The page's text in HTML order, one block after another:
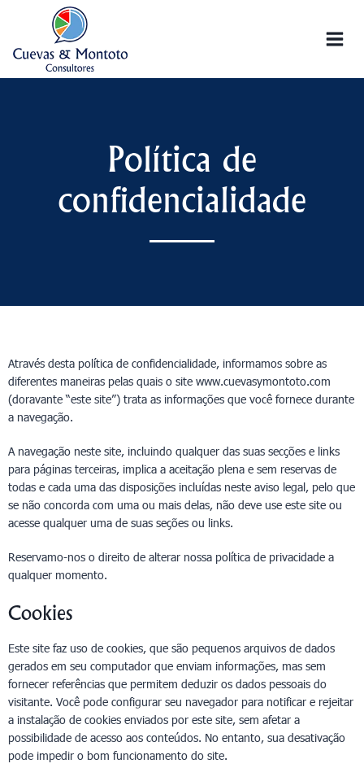
Política de
confidencialidade
Através desta política de confidencialidade, informamos sobre as
diferentes maneiras pelas quais o site www.cuevasymontoto.com
(doravante “este site”) trata as informações que você fornece durante
a navegação.
A navegação neste site, incluindo qualquer das suas secções e links
para páginas terceiras, implica a aceitação plena e sem reservas de
todas e cada uma das disposições incluídas neste aviso legal, pelo que
se não concorda com uma ou mais delas, não deve use este site ou
acesse qualquer uma de suas seções ou links.
Reservamo-nos o direito de alterar nossa política de privacidade a
qualquer momento.
Cookies
Este site faz uso de cookies, que são pequenos arquivos de dados
gerados em seu computador que enviam informações, mas sem
fornecer referências que permitem deduzir os dados pessoais do
visitante. Você pode configurar seu navegador para notificar e rejeitar
a instalação de cookies enviados por este site, sem afetar a
possibilidade de acesso aos conteúdos. No entanto, sua desativação
pode impedir o bom funcionamento do site.